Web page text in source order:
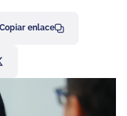
Copiar enlace